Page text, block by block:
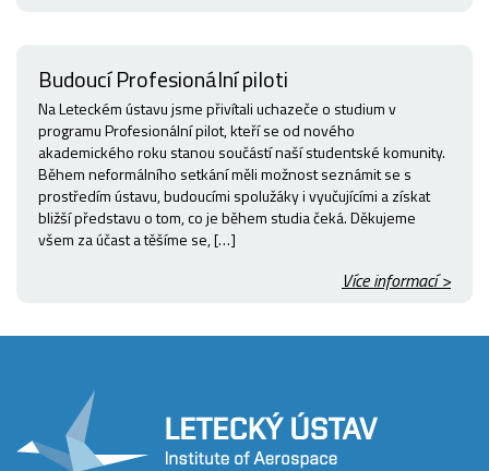
Budoucí Profesionální piloti
Na Leteckém ústavu jsme přivítali uchazeče o studium v
programu Profesionální pilot, kteří se od nového
akademického roku stanou součástí naší studentské komunity.
Během neformálního setkání měli možnost seznámit se s
prostředím ústavu, budoucími spolužáky i vyučujícími a získat
bližší představu o tom, co je během studia čeká. Děkujeme
všem za účast a těšíme se, […]
Více informací >